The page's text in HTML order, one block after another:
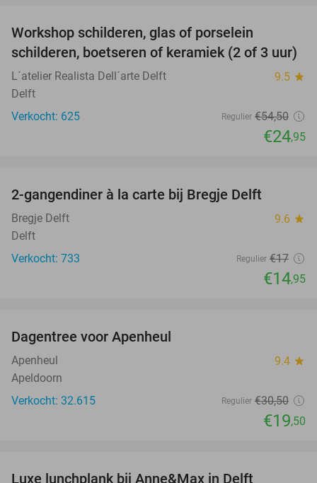
Workshop schilderen, glas of porselein
schilderen, boetseren of keramiek (2 of 3 uur)
L´atelier Realista Dell´arte Delft 9.5 star
Delft
Verkocht: 625
Regulier €54,50
€24,95
2-gangendiner à la carte bij Bregje Delft
Bregje Delft 9.6 star
Delft
Verkocht: 733
Regulier €17
€14,95
Dagentree voor Apenheul
Apenheul 9.4 star
Apeldoorn
Verkocht: 32.615
Regulier €30,50
€19,50
Luxe lunchplank bij Anne&Max in Delft